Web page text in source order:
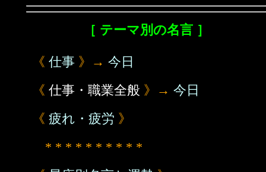
［ テーマ別の名言 ］
《 仕事 》→ 今日
《 仕事・職業全般 》→ 今日
《 疲れ・疲労 》
* * * * * * * * * *